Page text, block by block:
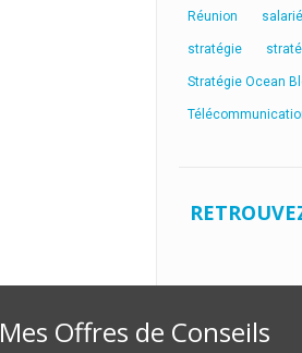
Réunion
stratégie
Stratégie Ocean
Mes Offres de Conseils